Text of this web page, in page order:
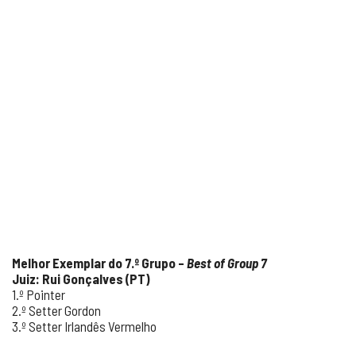
Melhor Exemplar do 7.º Grupo – Best of Group 7
Juiz: Rui Gonçalves (PT)
1.º Pointer
2.º Setter Gordon
3.º Setter Irlandês Vermelho